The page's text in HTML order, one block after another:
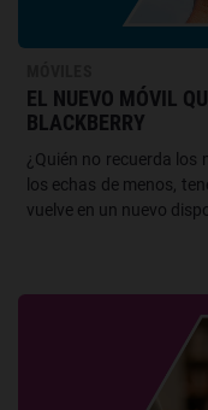
EL NUEVO MÓVIL
BLACKBERRY
¿Quién no recuerda los
los echas de menos,
vuelve en un nuevo